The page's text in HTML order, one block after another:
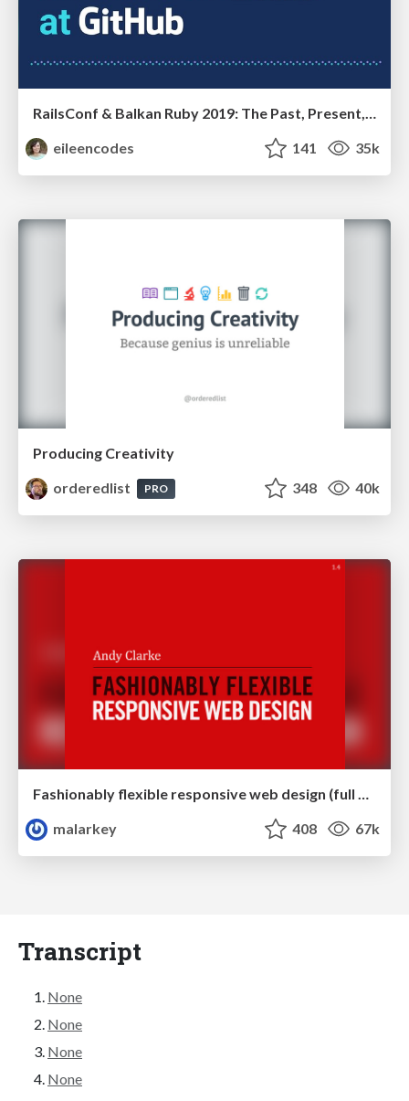
RailsConf & Balkan Ruby 2019: The Past, Present, and Future of Rails at GitHub
eileencodes
141 35k
Producing Creativity
orderedlist
PRO 348 40k
malarkey
408 67k
Transcript
None
None
None
None